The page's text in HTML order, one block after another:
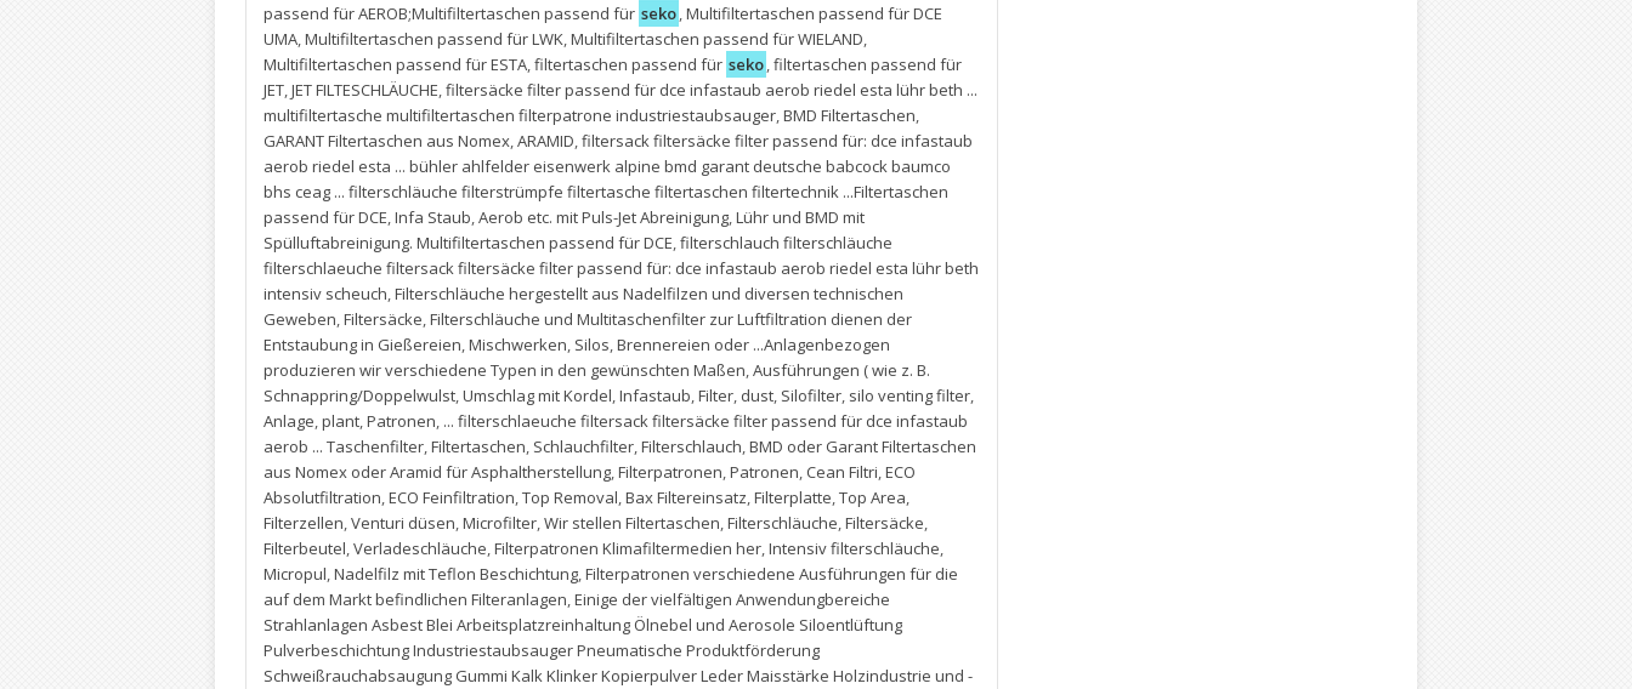
passend für AEROB;Multifiltertaschen passend für seko,Multifiltertaschen passend für DCE
UMA,Multifiltertaschen passend für LWK,Multifiltertaschen passend für WIELAND,
Multifiltertaschen passend für ESTA,filtertaschen passend für seko,filtertaschen passend für
JET,JET FILTESCHLÄUCHE,filtersäcke filter passend für dce infastaub aerob riedel esta lühr beth ...
multifiltertasche multifiltertaschen filterpatrone industriestaubsauger,BMD Filtertaschen,
GARANT Filtertaschen aus Nomex,ARAMID,filtersack filtersäcke filter passend für: dce infastaub
aerob riedel esta ... bühler ahlfelder eisenwerk alpine bmd garant deutsche babcock baumco
bhs ceag ... filterschläuche filterstrümpfe filtertasche filtertaschen filtertechnik ...Filtertaschen
passend für DCE,Infa Staub,Aerob etc. mit Puls-Jet Abreinigung,Lühr und BMD mit
Spülluftabreinigung. Multifiltertaschen passend für DCE,filterschlauch filterschläuche
filterschlaeuche filtersack filtersäcke filter passend für: dce infastaub aerob riedel esta lühr beth
intensiv scheuch,Filterschläuche hergestellt aus Nadelfilzen und diversen technischen
Geweben,Filtersäcke,Filterschläuche und Multitaschenfilter zur Luftfiltration dienen der
Entstaubung in Gießereien,Mischwerken, Silos,Brennereien oder ...Anlagenbezogen
produzieren wir verschiedene Typen in den gewünschten Maßen,Ausführungen ( wie z. B.
Schnappring/Doppelwulst,Umschlag mit Kordel,Infastaub,Filter, dust, Silofilter, silo venting filter,
Anlage,plant,Patronen, ... filterschlaeuche filtersack filtersäcke filter passend für dce infastaub
aerob ... Taschenfilter,Filtertaschen, Schlauchfilter,Filterschlauch,BMD oder Garant Filtertaschen
aus Nomex oder Aramid für Asphaltherstellung,Filterpatronen,Patronen, Cean Filtri,ECO
Absolutfiltration,ECO Feinfiltration,Top Removal,Bax Filtereinsatz,Filterplatte,Top Area,
Filterzellen,Venturi düsen,Microfilter,Wir stellen Filtertaschen,Filterschläuche,Filtersäcke,
Filterbeutel,Verladeschläuche,Filterpatronen Klimafiltermedien her,Intensiv filterschläuche,
Micropul,Nadelfilz mit Teflon Beschichtung,Filterpatronen verschiedene Ausführungen für die
auf dem Markt befindlichen Filteranlagen,Einige der vielfältigen Anwendungbereiche
Strahlanlagen Asbest Blei Arbeitsplatzreinhaltung Ölnebel und Aerosole Siloentlüftung
Pulverbeschichtung Industriestaubsauger Pneumatische Produktförderung
Schweißrauchabsaugung Gummi Kalk Klinker Kopierpulver Leder Maisstärke Holzindustrie und -